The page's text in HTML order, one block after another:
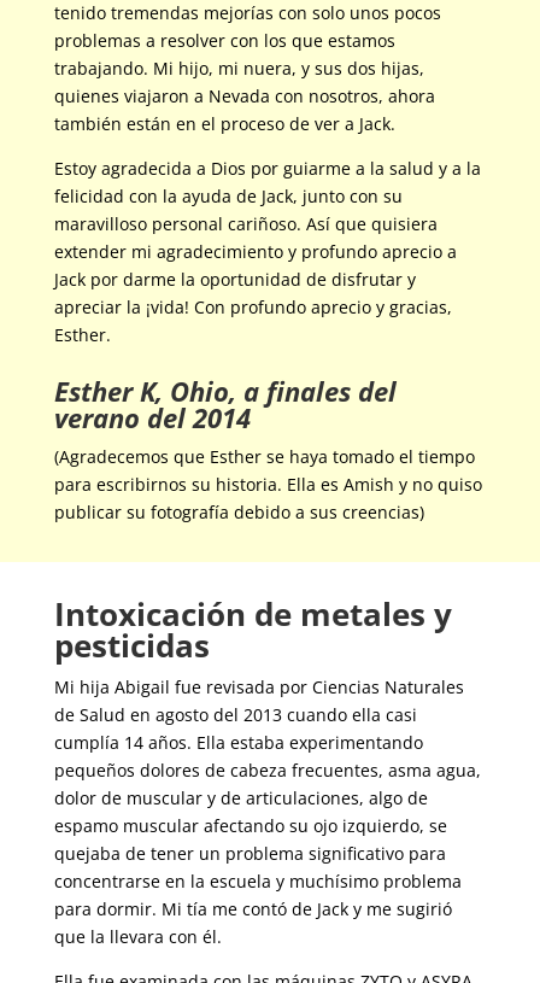
tenido tremendas mejorías con solo unos pocos
problemas a resolver con los que estamos
trabajando. Mi hijo, mi nuera, y sus dos hijas,
quienes viajaron a Nevada con nosotros, ahora
también están en el proceso de ver a Jack.
Estoy agradecida a Dios por guiarme a la salud y a la
felicidad con la ayuda de Jack, junto con su
maravilloso personal cariñoso. Así que quisiera
extender mi agradecimiento y profundo aprecio a
Jack por darme la oportunidad de disfrutar y
apreciar la ¡vida! Con profundo aprecio y gracias,
Esther.
Esther K, Ohio, a finales del
verano del 2014
(Agradecemos que Esther se haya tomado el tiempo
para escribirnos su historia. Ella es Amish y no quiso
publicar su fotografía debido a sus creencias)
Intoxicación de metales y
pesticidas
Mi hija Abigail fue revisada por Ciencias Naturales
de Salud en agosto del 2013 cuando ella casi
cumplía 14 años. Ella estaba experimentando
pequeños dolores de cabeza frecuentes, asma agua,
dolor de muscular y de articulaciones, algo de
espamo muscular afectando su ojo izquierdo, se
quejaba de tener un problema significativo para
concentrarse en la escuela y muchísimo problema
para dormir. Mi tía me contó de Jack y me sugirió
que la llevara con él.